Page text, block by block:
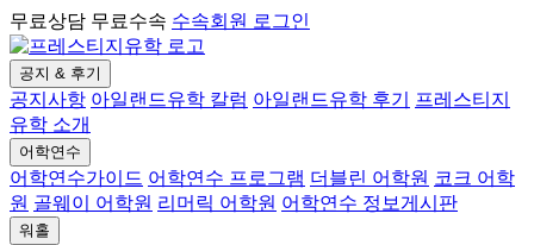
무료상담 무료수속 수속회원 로그인
공지 & 후기
공지사항 아일랜드유학 칼럼 아일랜드유학 후기
프레스티지
유학 소개
어학연수
어학연수가이드 어학연수 프로그램 더블린 어학원 코크 어학
원 골웨이 어학원 리머릭 어학원 어학연수 정보게시판
워홀